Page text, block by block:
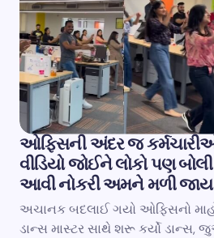
ઓફિસની અંદર જ કર્મચારીઓ
વીડિયો જોઈને લોકો પણ
આવી નોકરી અમને મળી
અચાનક બદલાઈ ગયો ઓફિસનો
ડાન્સ માસ્ટર સાથે શરૂ કર્યો ડાન્સ,